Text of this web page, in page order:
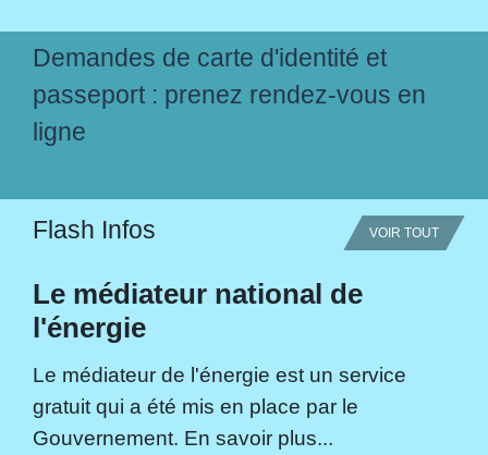
Demandes de carte d'identité et
passeport : prenez rendez-vous en
ligne
Flash Infos VOIR TOUT
Le médiateur national de
l'énergie
Le médiateur de l'énergie est un service
gratuit qui a été mis en place par le
Gouvernement. En savoir plus...